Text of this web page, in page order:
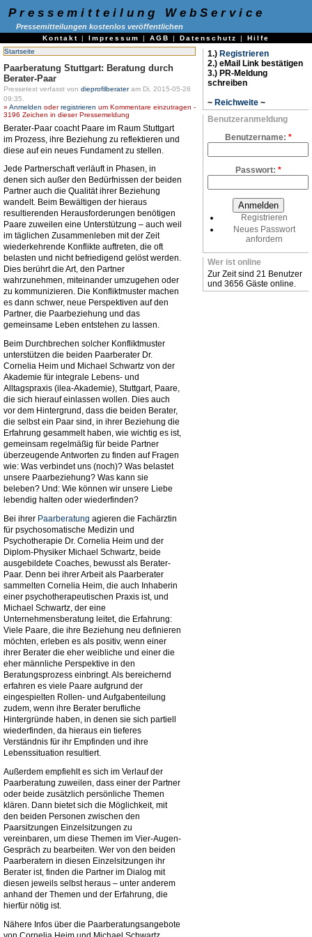
Pressemitteilung WebService
Pressemitteilungen kostenlos veröffentlichen
Kontakt | Impressum | AGB | Datenschutz | Hilfe
Startseite
Paarberatung Stuttgart: Beratung durch
Berater-Paar
Pressetext verfasst von dieprofilberateram Di, 2015-05-26
09:35.
» Anmelden oderregistrieren um Kommentare einzutragen -
3196 Zeichen in dieser Pressemeldung
Berater-Paar coacht Paare im Raum Stuttgart
im Prozess, ihre Beziehung zu reflektieren und
diese auf ein neues Fundament zu stellen.
Jede Partnerschaft verläuft in Phasen, in
denen sich außer den Bedürfnissen der beiden
Partner auch die Qualität ihrer Beziehung
wandelt. Beim Bewältigen der hieraus
resultierenden Herausforderungen benötigen
Paare zuweilen eine Unterstützung – auch weil
im täglichen Zusammenleben mit der Zeit
wiederkehrende Konflikte auftreten, die oft
belasten und nicht befriedigend gelöst werden.
Dies berührt die Art, den Partner
wahrzunehmen, miteinander umzugehen oder
zu kommunizieren. Die Konfliktmuster machen
es dann schwer, neue Perspektiven auf den
Partner, die Paarbeziehung und das
gemeinsame Leben entstehen zu lassen.
Beim Durchbrechen solcher Konfliktmuster
unterstützen die beiden Paarberater Dr.
Cornelia Heim und Michael Schwartz von der
Akademie für integrale Lebens- und
Alltagspraxis (ilea-Akademie), Stuttgart, Paare,
die sich hierauf einlassen wollen. Dies auch
vor dem Hintergrund, dass die beiden Berater,
die selbst ein Paar sind, in ihrer Beziehung die
Erfahrung gesammelt haben, wie wichtig es ist,
gemeinsam regelmäßig für beide Partner
überzeugende Antworten zu finden auf Fragen
wie: Was verbindet uns (noch)? Was belastet
unsere Paarbeziehung? Was kann sie
beleben? Und: Wie können wir unsere Liebe
lebendig halten oder wiederfinden?
Bei ihrer Paarberatung agieren die Fachärztin
für psychosomatische Medizin und
Psychotherapie Dr. Cornelia Heim und der
Diplom-Physiker Michael Schwartz, beide
ausgebildete Coaches, bewusst als Berater-
Paar. Denn bei ihrer Arbeit als Paarberater
sammelten Cornelia Heim, die auch Inhaberin
einer psychotherapeutischen Praxis ist, und
Michael Schwartz, der eine
Unternehmensberatung leitet, die Erfahrung:
Viele Paare, die ihre Beziehung neu definieren
möchten, erleben es als positiv, wenn einer
ihrer Berater die eher weibliche und einer die
eher männliche Perspektive in den
Beratungsprozess einbringt. Als bereichernd
erfahren es viele Paare aufgrund der
eingespielten Rollen- und Aufgabenteilung
zudem, wenn ihre Berater berufliche
Hintergründe haben, in denen sie sich partiell
wiederfinden, da hieraus ein tieferes
Verständnis für ihr Empfinden und ihre
Lebenssituation resultiert.
Außerdem empfiehlt es sich im Verlauf der
Paarberatung zuweilen, dass einer der Partner
oder beide zusätzlich persönliche Themen
klären. Dann bietet sich die Möglichkeit, mit
den beiden Personen zwischen den
Paarsitzungen Einzelsitzungen zu
vereinbaren, um diese Themen im Vier-Augen-
Gespräch zu bearbeiten. Wer von den beiden
Paarberatern in diesen Einzelsitzungen ihr
Berater ist, finden die Partner im Dialog mit
diesen jeweils selbst heraus – unter anderem
anhand der Themen und der Erfahrung, die
hierfür nötig ist.
Nähere Infos über die Paarberatungsangebote
1.) Registrieren
2.) eMail Link bestätigen
3.) PR-Meldung
schreiben
~ Reichweite ~
Benutzeranmeldung
Benutzername: *
Passwort: *
Registrieren
Neues Passwort
anfordern
Wer ist online
Zur Zeit sind 21 Benutzer
und 3656 Gäste online.